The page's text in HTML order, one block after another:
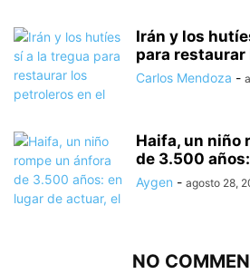
Irán y los
para restaurar
Carlos Mendoza -
Haifa, un niño
de 3.500
Aygen - agosto 28,
NO